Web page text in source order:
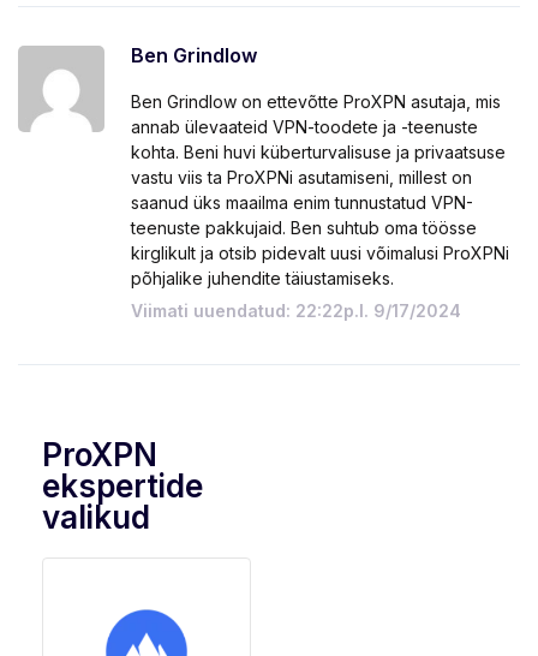
Ben Grindlow
Ben Grindlow on ettevõtte ProXPN asutaja, mis
annab ülevaateid VPN-toodete ja -teenuste
kohta. Beni huvi küberturvalisuse ja privaatsuse
vastu viis ta ProXPNi asutamiseni, millest on
saanud üks maailma enim tunnustatud VPN-
teenuste pakkujaid. Ben suhtub oma töösse
kirglikult ja otsib pidevalt uusi võimalusi ProXPNi
põhjalike juhendite täiustamiseks.
Viimati uuendatud: 22:22p.l. 9/17/2024
ProXPN
ekspertide
valikud